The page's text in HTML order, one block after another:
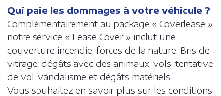
Qui paie les dommages à votre véhicule ?
Complémentairement au package « Coverlease »
notre service « Lease Cover » inclut une
couverture incendie, forces de la nature, Bris de
vitrage, dégâts avec des animaux, vols, tentative
de vol, vandalisme et dégâts matériels.
Vous souhaitez en savoir plus sur les conditions